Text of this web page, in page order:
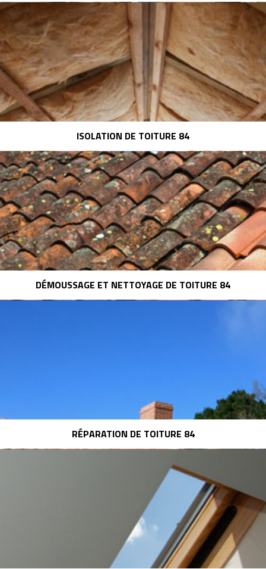
ISOLATION DE TOITURE 84
DÉMOUSSAGE ET NETTOYAGE DE TOITURE 84
RÉPARATION DE TOITURE 84